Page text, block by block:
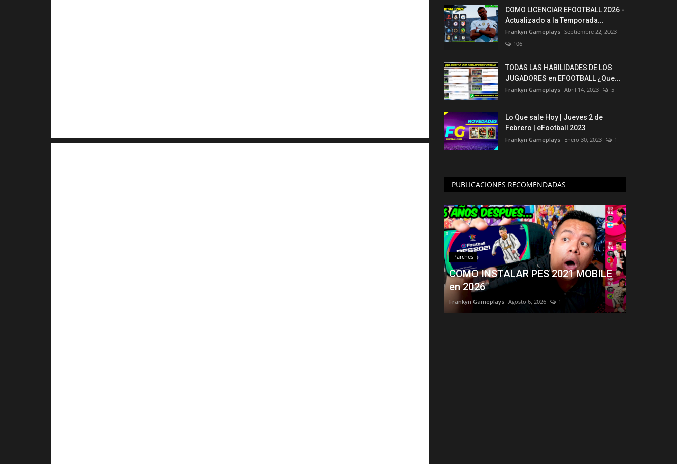
COMO LICENCIAR EFOOTBALL 2026 -
Actualizado a la Temporada...
Frankyn Gameplays Septiembre 22, 2023
106
TODAS LAS HABILIDADES DE LOS
JUGADORES en EFOOTBALL ¿Que...
Frankyn Gameplays Abril 14, 2023 5
Lo Que sale Hoy | Jueves 2 de
Febrero | eFootball 2023
Frankyn Gameplays Enero 30, 2023 1
PUBLICACIONES RECOMENDADAS
Parches
COMO INSTALAR PES 2021 MOBILE
en 2026
Frankyn Gameplays Agosto 6, 2026 1